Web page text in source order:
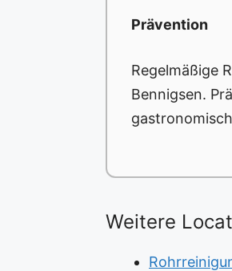
Prävention
Regelmäßige
Bennigsen.
Weitere